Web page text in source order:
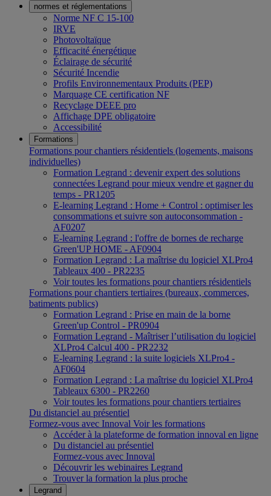
normes et réglementations
Norme NF C 15-100
IRVE
Photovoltaïque
Efficacité énergétique
Éclairage de sécurité
Sécurité Incendie
Profils Environnementaux Produits (PEP)
Marquage CE certification NF
Recyclage DEEE pro
Affichage DPE obligatoire
Accessibilité
Formations
Formations pour chantiers résidentiels (logements, maisons
individuelles)
Formation Legrand : devenir expert des solutions
connectées Legrand pour mieux vendre et gagner du
temps - PR1205
E-learning Legrand : Home + Control : optimiser les
consommations et suivre son autoconsommation -
AF0207
E-learning Legrand : l'offre de bornes de recharge
Green'UP HOME - AF0904
Formation Legrand : La maîtrise du logiciel XLPro4
Tableaux 400 - PR2235
Voir toutes les formations pour chantiers résidentiels
Formations pour chantiers tertiaires (bureaux, commerces,
batiments publics)
Formation Legrand : Prise en main de la borne
Green'up Control - PR0904
Formation Legrand - Maîtriser l’utilisation du logiciel
XLPro4 Calcul 400 - PR2232
E-learning Legrand : la suite logiciels XLPro4 -
AF0604
Formation Legrand : La maîtrise du logiciel XLPro4
Tableaux 6300 - PR2260
Voir toutes les formations pour chantiers tertiaires
Du distanciel au présentiel
Formez-vous avec Innoval Voir les formations
Accéder à la plateforme de formation innoval en ligne
Du distanciel au présentiel
Formez-vous avec Innoval
Découvrir les webinaires Legrand
Trouver la formation la plus proche
Legrand